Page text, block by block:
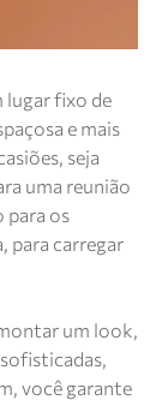
lugar fixo de
e mais
seja
uma reunião
para os
para carregar
um look,
você garante